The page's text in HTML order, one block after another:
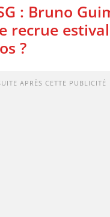
: Bruno
recrue
?
APRÈS CETTE PUBLICITÉ